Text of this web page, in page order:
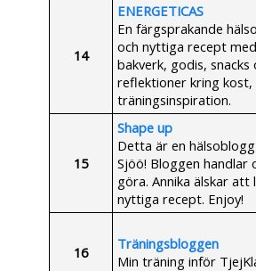
14
ENERGETICAS
En färgsprakande
och nyttiga recept
bakverk, godis,
reflektioner kring kost,
träningsinspiration.
15
Shape up
Detta är en
Sjöö! Bloggen
göra. Annika älskar
nyttiga recept. Enjoy!
16
Träningsbloggen
Min träning inför